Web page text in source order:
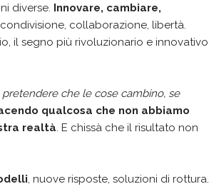
diverse. Innovare, cambiare,
collaborazione, libertà.
il segno più rivoluzionario e innovativo
che le cose cambino, se
qualcosa che non abbiamo
realtà. E chissà che il risultato non
, nuove risposte, soluzioni di rottura.